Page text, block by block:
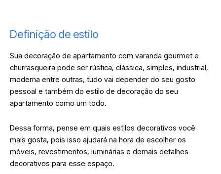
Definição de estilo
Sua decoração de apartamento com varanda gourmet e
churrasqueira pode ser rústica, clássica, simples, industrial,
moderna entre outras, tudo vai depender do seu gosto
pessoal e também do estilo de decoração do seu
apartamento como um todo.
Dessa forma, pense em quais estilos decorativos você
mais gosta, pois isso ajudará na hora de escolher os
móveis, revestimentos, luminárias e demais detalhes
decorativos para esse espaço.